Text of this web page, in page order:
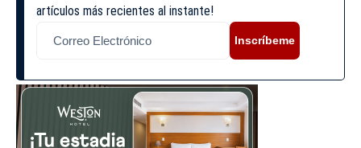
artículos más recientes al instante!
Inscríbeme